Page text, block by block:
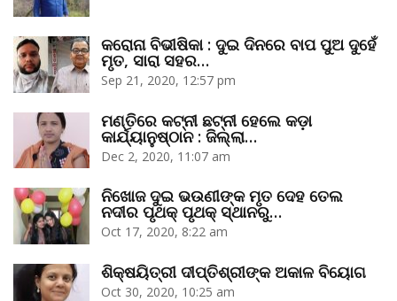
କରୋନା ବିଭୀଷିକା : ଦୁଇ ଦିନରେ ବାପ ପୁଅ ଦୁହେଁ
ମୃତ, ସାରା ସହର…
Sep 21, 2020, 12:57 pm
ମଣ୍ତିରେ କଟ୍‌ନୀ ଛଟ୍‌ନୀ ହେଲେ କଡ଼ା
କାର୍ଯ୍ୟାନୁଷ୍ଠାନ : ଜିଲ୍ଲା…
Dec 2, 2020, 11:07 am
ନିଖୋଜ ଦୁଇ ଭଉଣୀଙ୍କ ମୃତ ଦେହ ତେଲ
ନଦୀର ପୃଥକ୍‌ ପୃଥକ୍‌ ସ୍ଥାନରୁ…
Oct 17, 2020, 8:22 am
ଶିକ୍ଷୟିତ୍ରୀ ଦୀପ୍ତିଶ୍ରୀଙ୍କ ଅକାଳ ବିୟୋଗ
Oct 30, 2020, 10:25 am